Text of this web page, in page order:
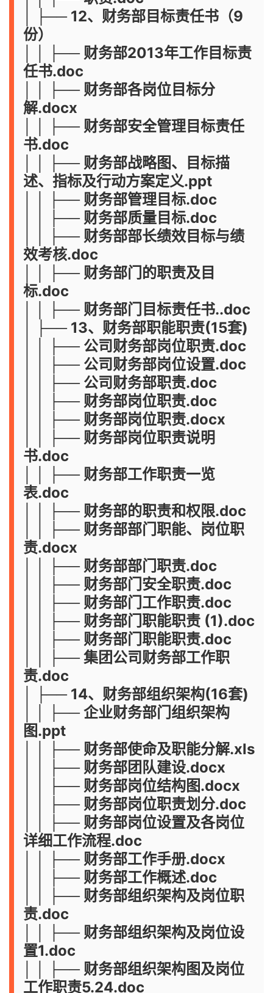
│ ├── 12、财务部目标责任书（9
份）
│ │ ├── 财务部2013年工作目标责
任书.doc
│ │ ├── 财务部各岗位目标分
解.docx
│ │ ├── 财务部安全管理目标责任
书.doc
│ │ ├── 财务部战略图、目标描
述、指标及行动方案定义.ppt
│ │ ├── 财务部管理目标.doc
│ │ ├── 财务部质量目标.doc
│ │ ├── 财务部部长绩效目标与绩
效考核.doc
│ │ ├── 财务部门的职责及目
标.doc
│ │ ├── 财务部门目标责任书..doc
│ ├── 13、财务部职能职责(15套)
│ │ ├── 公司财务部岗位职责.doc
│ │ ├── 公司财务部岗位设置.doc
│ │ ├── 公司财务部职责.doc
│ │ ├── 财务部岗位职责.doc
│ │ ├── 财务部岗位职责.docx
│ │ ├── 财务部岗位职责说明
书.doc
│ │ ├── 财务部工作职责一览
表.doc
│ │ ├── 财务部的职责和权限.doc
│ │ ├── 财务部部门职能、岗位职
责.docx
│ │ ├── 财务部部门职责.doc
│ │ ├── 财务部门安全职责.doc
│ │ ├── 财务部门工作职责.doc
│ │ ├── 财务部门职能职责 (1).doc
│ │ ├── 财务部门职能职责.doc
│ │ ├── 集团公司财务部工作职
责.doc
│ ├── 14、财务部组织架构(16套)
│ │ ├── 企业财务部门组织架构
图.ppt
│ │ ├── 财务部使命及职能分解.xls
│ │ ├── 财务部团队建设.docx
│ │ ├── 财务部岗位结构图.docx
│ │ ├── 财务部岗位职责划分.doc
│ │ ├── 财务部岗位设置及各岗位
详细工作流程.doc
│ │ ├── 财务部工作手册.docx
│ │ ├── 财务部工作概述.doc
│ │ ├── 财务部组织架构及岗位职
责.doc
│ │ ├── 财务部组织架构及岗位设
置1.doc
│ │ ├── 财务部组织架构图及岗位
工作职责5.24.doc